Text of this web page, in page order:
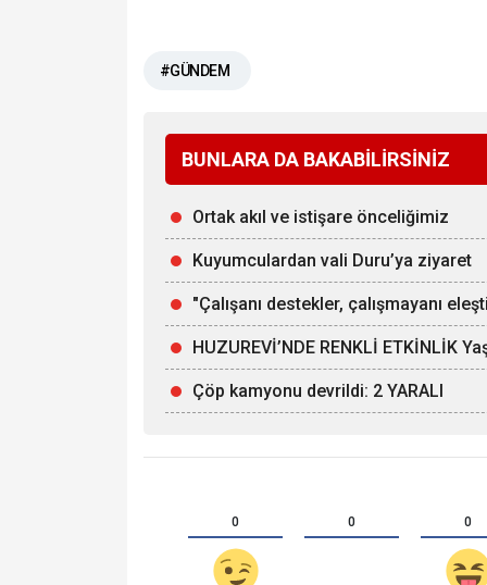
#GÜNDEM
BUNLARA DA BAKABİLİRSİNİZ
Ortak akıl ve istişare önceliğimiz
Kuyumculardan vali Duru’ya ziyaret
"Çalışanı destekler, çalışmayanı
HUZUREVİ’NDE RENKLİ ETKİNLİK
Çöp kamyonu devrildi: 2 YARALI
0 0 0